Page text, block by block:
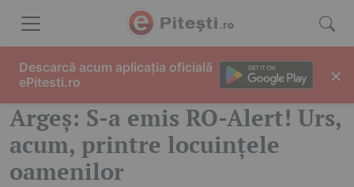
Argeș: S-a emis RO-Alert! Urs,
acum, printre locuințele
oamenilor
Descarcă acum aplicația oficială
ePitesti.ro
×